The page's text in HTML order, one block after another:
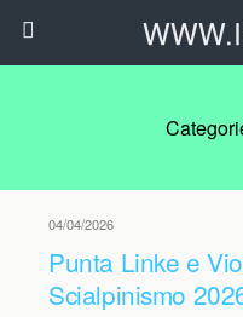
04/04/2026
Punta Linke e
Scialpinismo